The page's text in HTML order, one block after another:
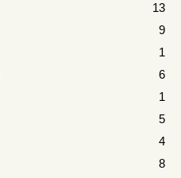
13
9
1
6
1
5
4
8